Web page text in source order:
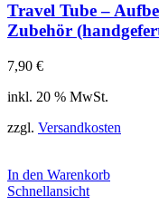
Travel Tube –
Zubehör
7,90 €
inkl. 20 % MwSt.
zzgl. Versandkosten
In den Warenkorb
Schnellansicht